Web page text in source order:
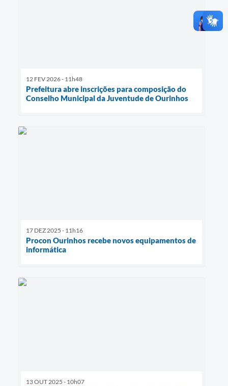
12 FEV 2026 - 11h48
Prefeitura abre inscrições para composição do
Conselho Municipal da Juventude de Ourinhos
17 DEZ 2025 - 11h16
Procon Ourinhos recebe novos equipamentos de
informática
13 OUT 2025 - 10h07